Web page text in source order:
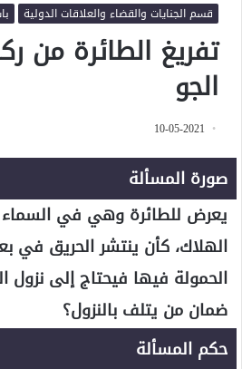
قسم الجنايات والقضاء والعلاقات الدولية
تفريغ الطائرة من
الجو
10-05-2021
صورة المسألة
يعرض للطائرة وهي في
الهلاك، كأن ينتشر الحريق في
الحمولة فيها فيحتاج إلى
ضمان من يتلف بالنزول؟
حكم المسألة